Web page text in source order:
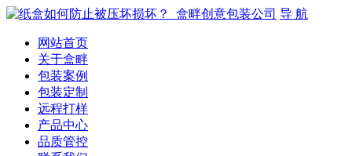
导 航
网站首页
关于盒畔
包装案例
包装定制
远程打样
产品中心
品质管控